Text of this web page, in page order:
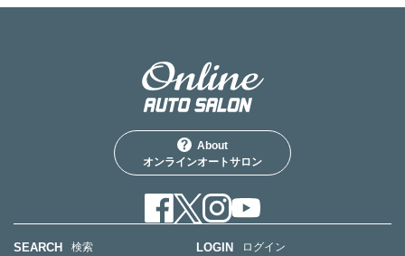
About
オンラインオートサロン
SEARCH 検索 LOGIN ログイン